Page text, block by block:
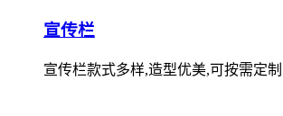
宣传栏
宣传栏款式多样,造型优美,可按需定制